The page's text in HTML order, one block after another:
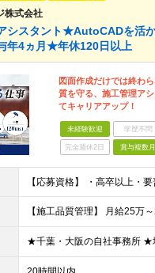
株式会社
シスタント★AutoCADを活
年4ヵ月★年休120日以上
図面作成だけでは終わ
質を守る、施工管理ア
てキャリアアップ！
未経験歓迎 学歴不問
完全週休2日 賞与複数月